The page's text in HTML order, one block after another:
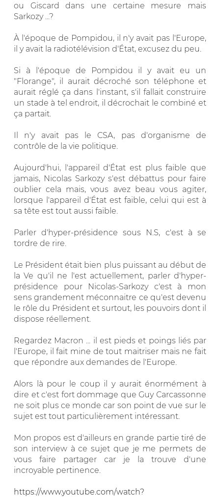
ou Giscard dans une certaine mesure mais
Sarkozy ...?
À l'époque de Pompidou, il n'y avait pas l'Europe,
il y avait la radiotélévision d'État, excusez du peu.
Si à l'époque de Pompidou il y avait eu un
"Florange", il aurait décroché son téléphone et
aurait réglé ça dans l'instant, s'il fallait construire
un stade à tel endroit, il décrochait le combiné et
ça partait.
Il n'y avait pas le CSA, pas d'organisme de
contrôle de la vie politique.
Aujourd'hui, l'appareil d'État est plus faible que
jamais, Nicolas Sarkozy s'est débattus pour faire
oublier cela mais, vous avez beau vous agiter,
lorsque l'appareil d'État est faible, celui qui est à
sa tête est tout aussi faible.
Parler d'hyper-présidence sous N.S, c'est à se
tordre de rire.
Le Président était bien plus puissant au début de
la Ve qu'il ne l'est actuellement, parler d'hyper-
présidence pour Nicolas-Sarkozy c'est à mon
sens grandement méconnaitre ce qu'est devenu
le rôle du Président et surtout, les pouvoirs dont il
dispose réellement.
Regardez Macron ... il est pieds et poings liés par
l'Europe, il fait mine de tout maitriser mais ne fait
que répondre aux demandes de l'Europe.
Alors là pour le coup il y aurait énormément à
dire et c'est fort dommage que Guy Carcassonne
ne soit plus ce monde car son point de vue sur le
sujet est tout particulièrement intéressant.
Mon propos est d'ailleurs en grande partie tiré de
son interview à ce sujet que je me permets de
vous faire partager car je la trouve d'une
incroyable pertinence.
https://www.youtube.com/watch?